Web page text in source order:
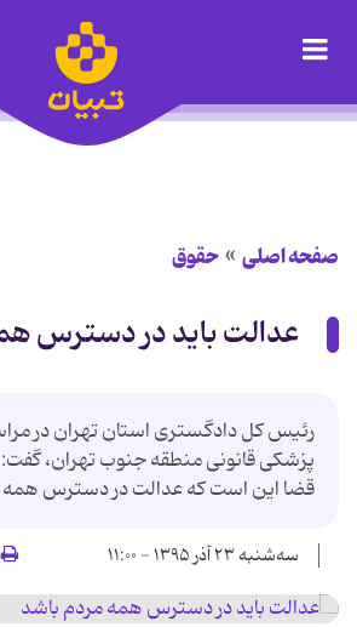
صفحه اصلی حقوق
عدالت باید در دسترس
رئیس کل دادگستری استان تهران در
پزشکی قانونی منطقه جنوب تهران،
قضا این است که عدالت در دسترس همه
سه‌شنبه ۲۳ آذر ۱۳۹۵ - ۱۱:۰۰